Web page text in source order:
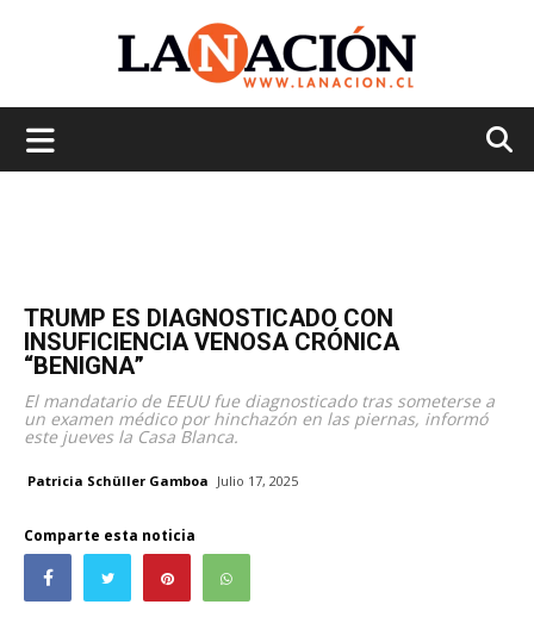
TRUMP ES DIAGNOSTICADO CON
INSUFICIENCIA VENOSA CRÓNICA
“BENIGNA”
El mandatario de EEUU fue diagnosticado tras someterse a
un examen médico por hinchazón en las piernas, informó
este jueves la Casa Blanca.
Patricia Schüller Gamboa Julio 17, 2025
Comparte esta noticia